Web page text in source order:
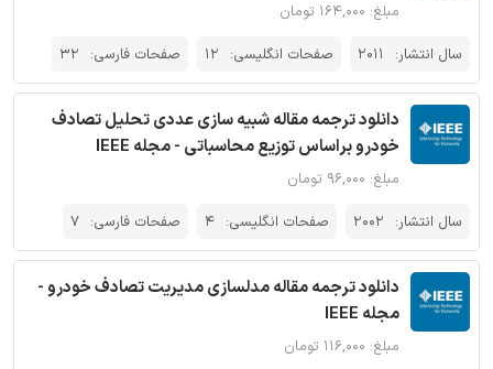
مبلغ: ۱۶۴,۰۰۰ تومان
سال انتشار:
2011 صفحات انگلیسی: 12 صفحات فارسی: 32
دانلود ترجمه مقاله شبیه سازی عددی تحلیل تصادف
خودرو براساس توزیع محاسباتی - مجله IEEE
مبلغ: ۹۶,۰۰۰ تومان
سال انتشار: 2002 صفحات انگلیسی: 4 صفحات فارسی: 7
دانلود ترجمه مقاله مدلسازی مدیریت تصادف خودرو -
مجله IEEE
مبلغ: ۱۱۶,۰۰۰ تومان